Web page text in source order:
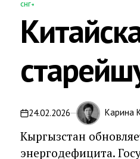
ОПУБЛИКОВАНО
СНГ+
24.02.2026 Карина
Кыргызстан
энергодефицита.